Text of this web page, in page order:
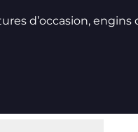
d’occasion,